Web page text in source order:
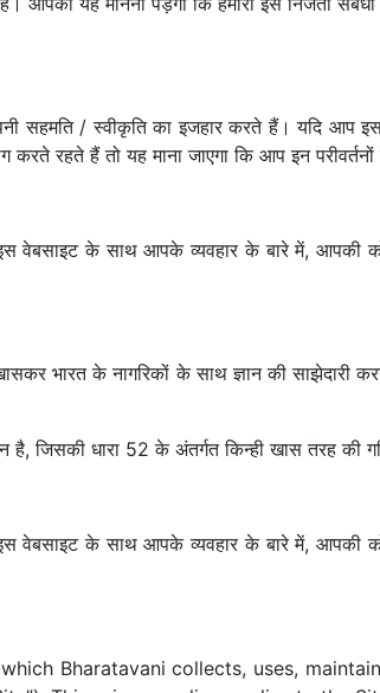
सहमति / स्वीकृति का इजहार करते हैं। यदि आप
करते रहते हैं तो यह माना जाएगा कि आप इन
वेबसाइट के साथ आपके व्यवहार के बारे में, आपकी
भारत के नागरिकों के साथ ज्ञान की साझेदारी
जिसकी धारा 52 के अंतर्गत किन्ही खास तरह की
वेबसाइट के साथ आपके व्यवहार के बारे में, आपकी
Bharatavani collects, uses,